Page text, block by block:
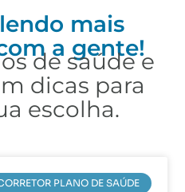
mais
a gente!
de saúde e
dicas para
escolha.
PLANO DE SAÚDE